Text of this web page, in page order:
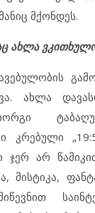
მქონდეს.
ახლა
ახლა
კრებული
არ
მისტიკა,